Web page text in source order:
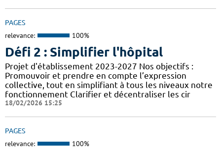
PAGES
relevance: 100%
Défi 2 : Simplifier l'hôpital
Projet d'établissement 2023-2027 Nos objectifs :
Promouvoir et prendre en compte l’expression
collective, tout en simplifiant à tous les niveaux notre
fonctionnement Clarifier et décentraliser les cir
18/02/2026 15:25
PAGES
relevance: 100%